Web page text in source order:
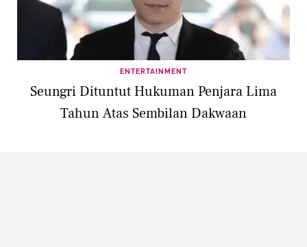
ENTERTAINMENT
Seungri Dituntut Hukuman Penjara Lima
Tahun Atas Sembilan Dakwaan